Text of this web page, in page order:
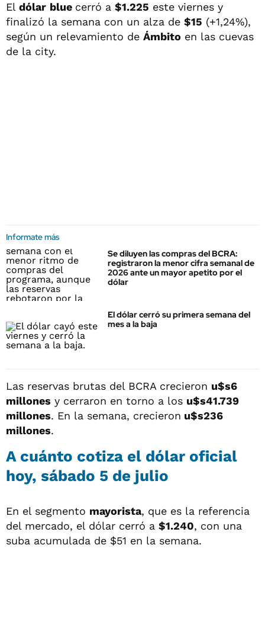
El dólar blue cerró a $1.225 este viernes y
finalizó la semana con un alza de $15 (+1,24%),
según un relevamiento de Ámbito en las cuevas
de la city.
Informate más
Se diluyen las compras del BCRA:
registraron la menor cifra semanal de
2026 ante un mayor apetito por el
dólar
El dólar cerró su primera semana del
mes a la baja
Las reservas brutas del BCRA crecieron u$s6
millones y cerraron en torno a los u$s41.739
millones. En la semana, crecieron u$s236
millones.
A cuánto cotiza el dólar oficial
hoy, sábado 5 de julio
En el segmento mayorista, que es la referencia
del mercado, el dólar cerró a $1.240, con una
suba acumulada de $51 en la semana.